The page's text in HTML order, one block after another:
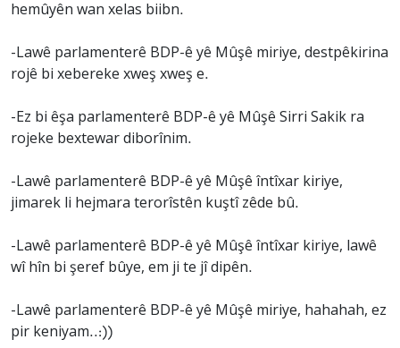
hemûyên wan xelas biibn.
-Lawê parlamenterê BDP-ê yê Mûşê miriye, destpêkirina
rojê bi xebereke xweş xweş e.
-Ez bi êşa parlamenterê BDP-ê yê Mûşê Sirri Sakik ra
rojeke bextewar diborînim.
-Lawê parlamenterê BDP-ê yê Mûşê întîxar kiriye,
jimarek li hejmara terorîstên kuştî zêde bû.
-Lawê parlamenterê BDP-ê yê Mûşê întîxar kiriye, lawê
wî hîn bi şeref bûye, em ji te jî dipên.
-Lawê parlamenterê BDP-ê yê Mûşê miriye, hahahah, ez
pir keniyam..:))